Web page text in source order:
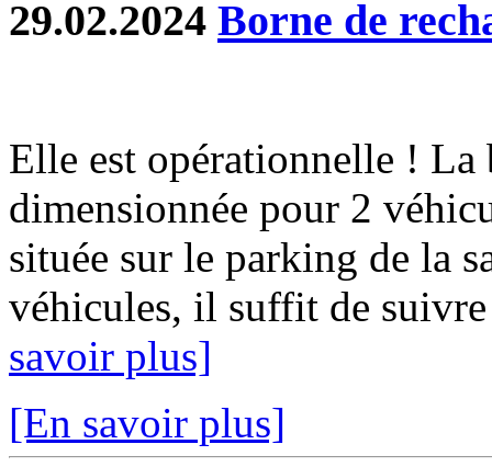
29.02.2024 Borne de
Elle est opérationnelle ! La
dimensionnée pour 2
située sur le parking de la
véhicules, il suffit de
savoir plus]
[En savoir plus]